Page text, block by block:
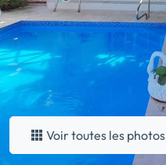
Voir toutes les photos